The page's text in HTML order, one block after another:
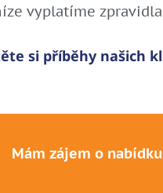
vyplatíme
si příběhy našich
Mám zájem o nabídku